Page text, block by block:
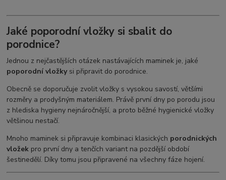
Jaké poporodní vložky si sbalit do
porodnice?
Jednou z nejčastějších otázek nastávajících maminek je, jaké
poporodní vložkysi připravit do porodnice.
Obecně se doporučuje zvolit vložky s vysokou savostí, většími
rozměry a prodyšným materiálem. Právě první dny po porodu jsou
z hlediska hygieny nejnáročnější, a proto běžné hygienické vložky
většinou nestačí.
Mnoho maminek si připravuje kombinaci klasických porodnických
vložek pro první dny a tenčích variant na pozdější období
šestinedělí. Díky tomu jsou připravené na všechny fáze hojení.